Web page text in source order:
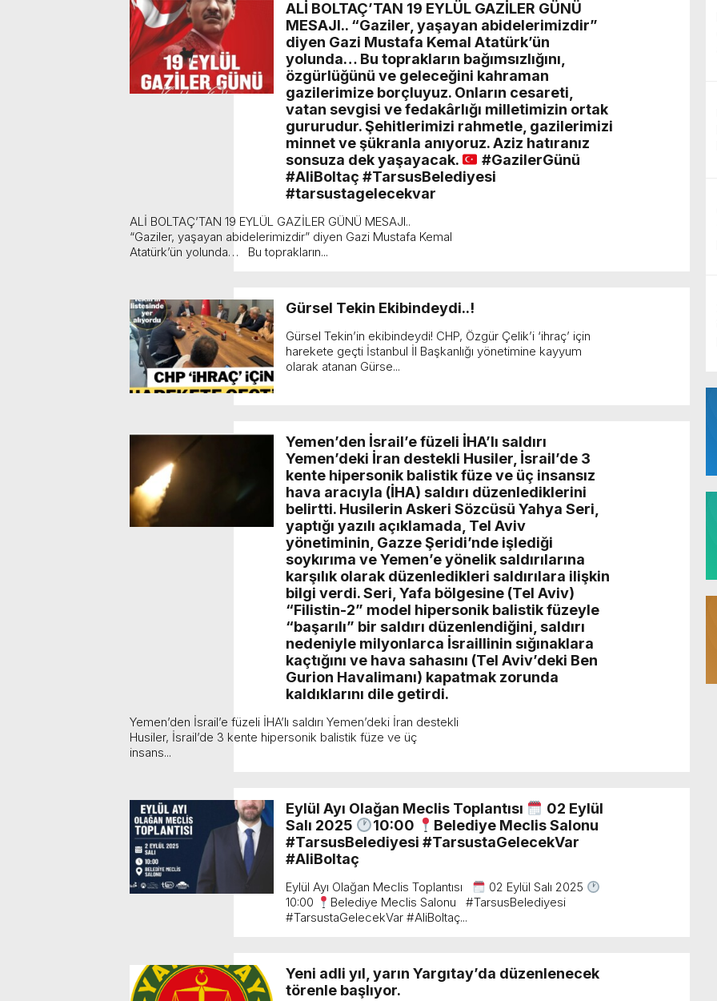
bulunduk. Ortak akıl ve iş birliğiyle hayata geçireceğimiz çalışmalar üzerine verimli bir
ALİ BOLTAÇ’TAN 19 EYLÜL GAZİLER GÜNÜ
MESAJI.. “Gaziler, yaşayan abidelerimizdir”
diyen Gazi Mustafa Kemal Atatürk’ün
yolunda… Bu toprakların bağımsızlığını,
özgürlüğünü ve geleceğini kahraman
gazilerimize borçluyuz. Onların cesareti,
vatan sevgisi ve fedakârlığı milletimizin ortak
gururudur. Şehitlerimizi rahmetle, gazilerimizi
minnet ve şükranla anıyoruz. Aziz hatıranız
sonsuza dek yaşayacak.
#GazilerGünü
#AliBoltaç #TarsusBelediyesi
#tarsustagelecekvar
ALİ BOLTAÇ’TAN 19 EYLÜL GAZİLER GÜNÜ MESAJI..
“Gaziler, yaşayan abidelerimizdir” diyen Gazi Mustafa Kemal
Atatürk’ün yolunda… Bu toprakların...
Gürsel Tekin Ekibindeydi..!
Gürsel Tekin’in ekibindeydi! CHP, Özgür Çelik’i ‘ihraç’ için
harekete geçti İstanbul İl Başkanlığı yönetimine kayyum
olarak atanan Gürse...
Yemen’den İsrail’e füzeli İHA’lı saldırı
Yemen’deki İran destekli Husiler, İsrail’de 3
kente hipersonik balistik füze ve üç insansız
hava aracıyla (İHA) saldırı düzenlediklerini
belirtti. Husilerin Askeri Sözcüsü Yahya Seri,
yaptığı yazılı açıklamada, Tel Aviv
yönetiminin, Gazze Şeridi’nde işlediği
soykırıma ve Yemen’e yönelik saldırılarına
karşılık olarak düzenledikleri saldırılara ilişkin
bilgi verdi. Seri, Yafa bölgesine (Tel Aviv)
“Filistin-2” model hipersonik balistik füzeyle
“başarılı” bir saldırı düzenlendiğini, saldırı
nedeniyle milyonlarca İsraillinin sığınaklara
kaçtığını ve hava sahasını (Tel Aviv’deki Ben
Gurion Havalimanı) kapatmak zorunda
kaldıklarını dile getirdi.
Yemen’den İsrail’e füzeli İHA’lı saldırı Yemen’deki İran destekli
Husiler, İsrail’de 3 kente hipersonik balistik füze ve üç
insans...
Eylül Ayı Olağan Meclis Toplantısı
02 Eylül
Salı 2025
10:00
Belediye Meclis Salonu
#TarsusBelediyesi #TarsustaGelecekVar
#AliBoltaç
Eylül Ayı Olağan Meclis Toplantısı
02 Eylül Salı 2025
10:00
Belediye Meclis Salonu #TarsusBelediyesi
#TarsustaGelecekVar #AliBoltaç...
Yeni adli yıl, yarın Yargıtay’da düzenlenecek
törenle başlıyor.